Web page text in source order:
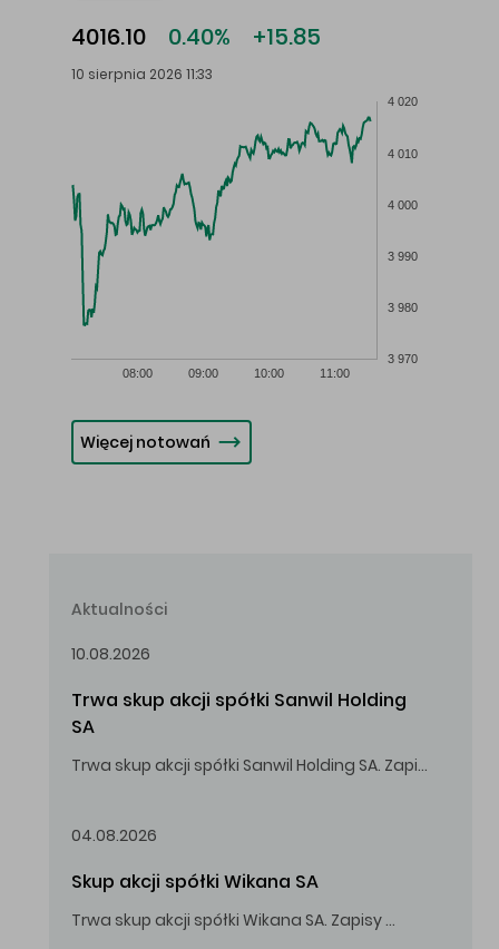
4016.10 0.40% +15.85
10 sierpnia 2026 11:33
08:00 09:00 10:00 11:00
3 970
3 980
3 990
4 000
4 010
4 020
Więcej notowań
Aktualności
10.08.2026
Trwa skup akcji spółki Sanwil Holding
SA
Trwa skup akcji spółki Sanwil Holding SA. Zapisy do 18.08.2026 r. do godz. 16.00.
04.08.2026
Skup akcji spółki Wikana SA
Trwa skup akcji spółki Wikana SA. Zapisy do 14.08.2026 r. do godz. 16.00.